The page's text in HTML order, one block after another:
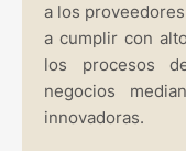
a los
a cumplir con
los procesos
negocios
innovadoras.